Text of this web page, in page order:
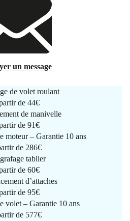
un message
de volet roulant
de 44€
de manivelle
de 91€
moteur – Garantie 10 ans
de 286€
tablier
de 60€
d’attaches
de 95€
volet – Garantie 10 ans
de 577€